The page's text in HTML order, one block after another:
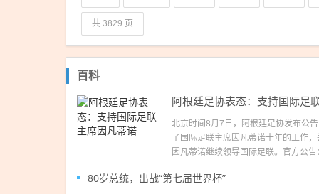
共 3829 页
百科
北京时间8月7日，阿根廷足协发布公
了国际足联主席因凡蒂诺十年的工作
因凡蒂诺继续领导国际足联。官方公告
80岁总统，出战“第七届世界杯”